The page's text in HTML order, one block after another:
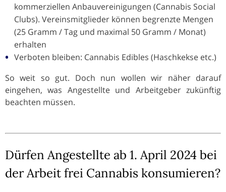
kommerziellen Anbauvereinigungen (Cannabis Social
Clubs). Vereinsmitglieder können begrenzte Mengen
(25 Gramm / Tag und maximal 50 Gramm / Monat)
erhalten
Verboten bleiben: Cannabis Edibles (Haschkekse etc.)
So weit so gut. Doch nun wollen wir näher darauf
eingehen, was Angestellte und Arbeitgeber zukünftig
beachten müssen.
Dürfen Angestellte ab 1. April 2024 bei
der Arbeit frei Cannabis konsumieren?